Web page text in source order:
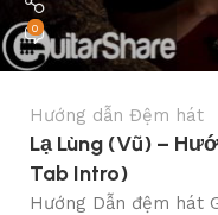
0
Hướng dẫn Đệm hát
Lạ Lùng (Vũ) –
Tab Intro)
Hướng Dẫn đệm hát